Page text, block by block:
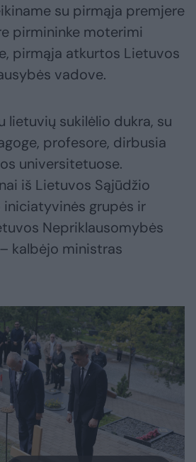
su pirmąja premjere
pirmininke moterimi
pirmąja atkurtos Lietuvos
vadove.
lietuvių sukilėlio dukra, su
profesore, dirbusia
universitetuose.
iš Lietuvos Sąjūdžio
iniciatyvinės grupės ir
Nepriklausomybės
kalbėjo ministras